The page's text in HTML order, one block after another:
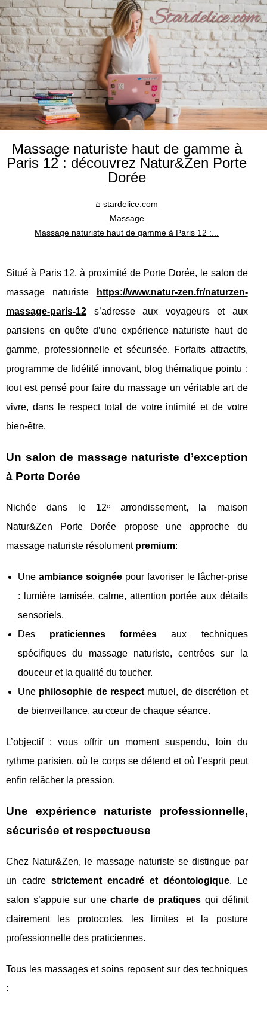
Massage naturiste haut de gamme à
Paris 12 : découvrez Natur&Zen Porte
Dorée
stardelice.com
Massage
Massage naturiste haut de gamme à Paris 12 :...
Situé à Paris 12, à proximité de Porte Dorée, le salon de
massage naturiste
https://www.natur-zen.fr/naturzen-
massage-paris-12 s’adresse aux voyageurs et aux
parisiens en quête d’une expérience naturiste haut de
gamme, professionnelle et sécurisée. Forfaits attractifs,
programme de fidélité innovant, blog thématique pointu :
tout est pensé pour faire du massage un véritable art de
vivre, dans le respect total de votre intimité et de votre
bien-être.
Un salon de massage naturiste d’exception
à Porte Dorée
Nichée dans le 12ᵉ arrondissement, la maison
Natur&Zen Porte Dorée propose une approche du
massage naturiste résolument premium:
Uneambiance soignée pour favoriser le lâcher-prise
: lumière tamisée, calme, attention portée aux détails
sensoriels.
Des praticiennes formées aux techniques
spécifiques du massage naturiste, centrées sur la
douceur et la qualité du toucher.
Une philosophie de respect mutuel, de discrétion et
de bienveillance, au cœur de chaque séance.
L’objectif : vous offrir un moment suspendu, loin du
rythme parisien, où le corps se détend et où l’esprit peut
enfin relâcher la pression.
Une expérience naturiste professionnelle,
sécurisée et respectueuse
Chez Natur&Zen, le massage naturiste se distingue par
un cadre strictement encadré et déontologique. Le
salon s’appuie sur unecharte de pratiques qui définit
clairement les protocoles, les limites et la posture
professionnelle des praticiennes.
Tous les massages et soins reposent sur des techniques
: